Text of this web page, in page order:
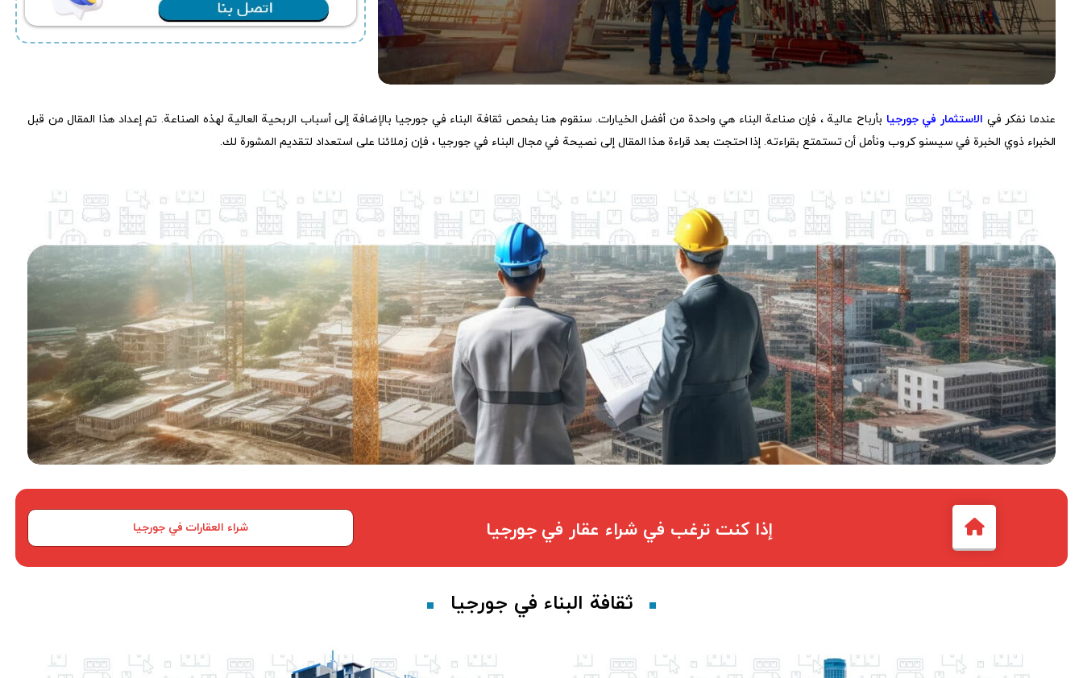
عندما نفكر في الاستثمار في جورجيا بأرباح عالية ، فإن صناعة البناء هي واحدة من أفضل الخيارات. سنقوم هنا بفحص ثقافة البناء في جورجيا بالإضافة إلى أسباب الربحية العالية لهذه الصناعة. تم إعداد هذا المقال من قبل
الخبراء ذوي الخبرة في سیسنو کروب ونأمل أن تستمتع بقراءته. إذا احتجت بعد قراءة هذا المقال إلى نصيحة في مجال البناء في جورجيا ، فإن زملائنا على استعداد لتقديم المشورة لك.
إذا كنت ترغب في شراء عقار في جورجيا شراء العقارات في جورجيا
ثقافة البناء في جورجيا